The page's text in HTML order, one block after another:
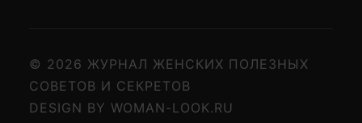
© 2026 ЖУРНАЛ ЖЕНСКИХ ПОЛЕЗНЫХ
СОВЕТОВ И СЕКРЕТОВ
DESIGN BY WOMAN-LOOK.RU